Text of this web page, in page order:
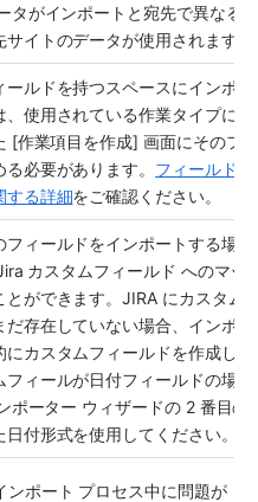
タがインポートと宛先で異なる
サイトのデータが使用されます。
ールドを持つスペースにインポ
、使用されている作業タイプに関
[作業項目を作成] 画面にそのフ
る必要があります。 フィールド
する詳細をご確認ください。
フィールドをインポートする場合
カスタムフィールド へのマッ
とができます。JIRA にカスタム
だ存在していない場合、インポー
にカスタムフィールドを作成しま
フィールが日付フィールドの場合
ポーター ウィザードの 2 番目の
日付形式を使用してください。
ンポート プロセス中に問題が